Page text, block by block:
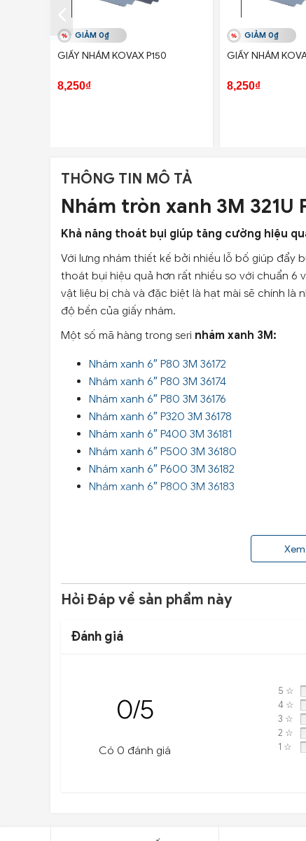
GIẢM 0₫
GIẤY NHÁM KOVAX P150
8,250₫
GIẢM 0₫
GIẤY NHÁM
8,250₫
THÔNG TIN MÔ TẢ
Nhám tròn xanh 3M 321U
Khả năng thoát bụi giúp tăng cường hiệu
Với lưng nhám thiết kế bởi nhiều lỗ bố giúp đẩy
thoát bụi hiệu quả hơn rất nhiều so với chuẩn 6
vật liệu bị chà và đặc biệt là hạt mài sẽ chính là
độ bền của giấy nhám.
Một số mã hàng trong seri nhám xanh 3M:
Nhám xanh 6″ P80 3M 36172
Nhám xanh 6″ P80 3M 36174
Nhám xanh 6″ P80 3M 36176
Nhám xanh 6″ P320 3M 36178
Nhám xanh 6″ P400 3M 36181
Nhám xanh 6″ P500 3M 36180
Nhám xanh 6″ P600 3M 36182
Nhám xanh 6″ P800 3M 36183
Hỏi Đáp về sản phẩm này
Đánh giá
0/5
Có 0 đánh giá
5 ☆
4 ☆
3 ☆
2 ☆
1 ☆